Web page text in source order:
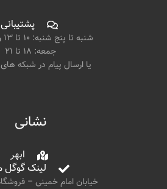
پشتیبانی
شنبه تا پنج شنبه: ۱۰ تا ۱۳ و ۱۷ تا ۲۱
جمعه: ۱۸ تا ۲۱
یا ارسال پیام در شبکه
نشانی
ابهر
لینک
خیابان امام خمینی –